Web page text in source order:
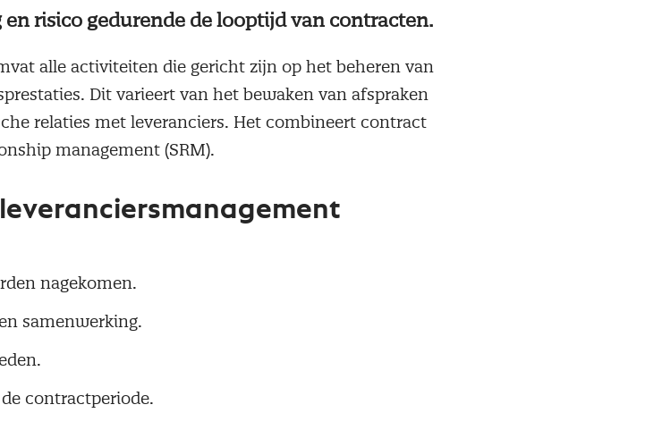
risico gedurende de looptijd van contracten.
alle activiteiten die gericht zijn op het beheren van
Dit varieert van het bewaken van afspraken
relaties met leveranciers. Het combineert contract
management (SRM).
nagekomen.
samenwerking.
contractperiode.